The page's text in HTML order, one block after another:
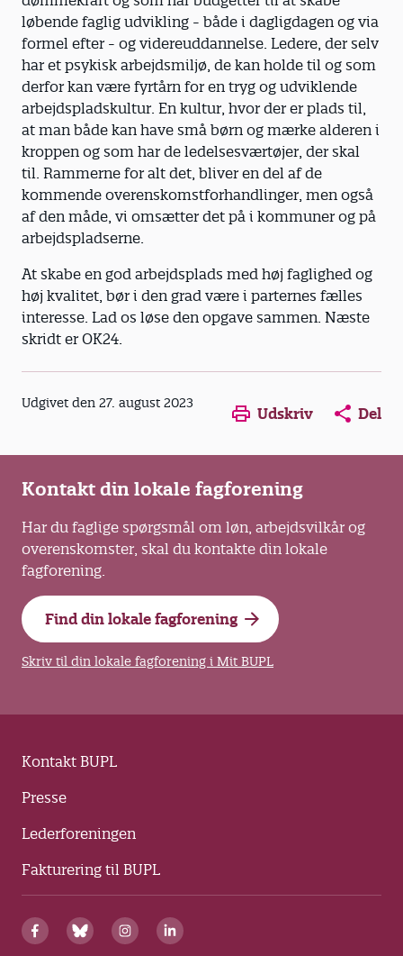
løbende faglig udvikling - både i dagligdagen og via
formel efter - og videreuddannelse. Ledere, der selv
har et psykisk arbejdsmiljø, de kan holde til og som
derfor kan være fyrtårn for en tryg og udviklende
arbejdspladskultur. En kultur, hvor der er plads til,
at man både kan have små børn og mærke alderen i
kroppen og som har de ledelsesværtøjer, der skal
til. Rammerne for alt det, bliver en del af de
kommende overenskomstforhandlinger, men også
af den måde, vi omsætter det på i kommuner og på
arbejdspladserne.
At skabe en god arbejdsplads med høj faglighed og
høj kvalitet, bør i den grad være i parternes fælles
interesse. Lad os løse den opgave sammen. Næste
skridt er OK24.
Udgivet den 27. august 2023
Udskriv Del
Kontakt din lokale fagforening
Har du faglige spørgsmål om løn, arbejdsvilkår og
overenskomster, skal du kontakte din lokale
fagforening.
Find din lokale fagforening
Skriv til din lokale fagforening i Mit BUPL
Kontakt BUPL
Presse
Lederforeningen
Fakturering til BUPL